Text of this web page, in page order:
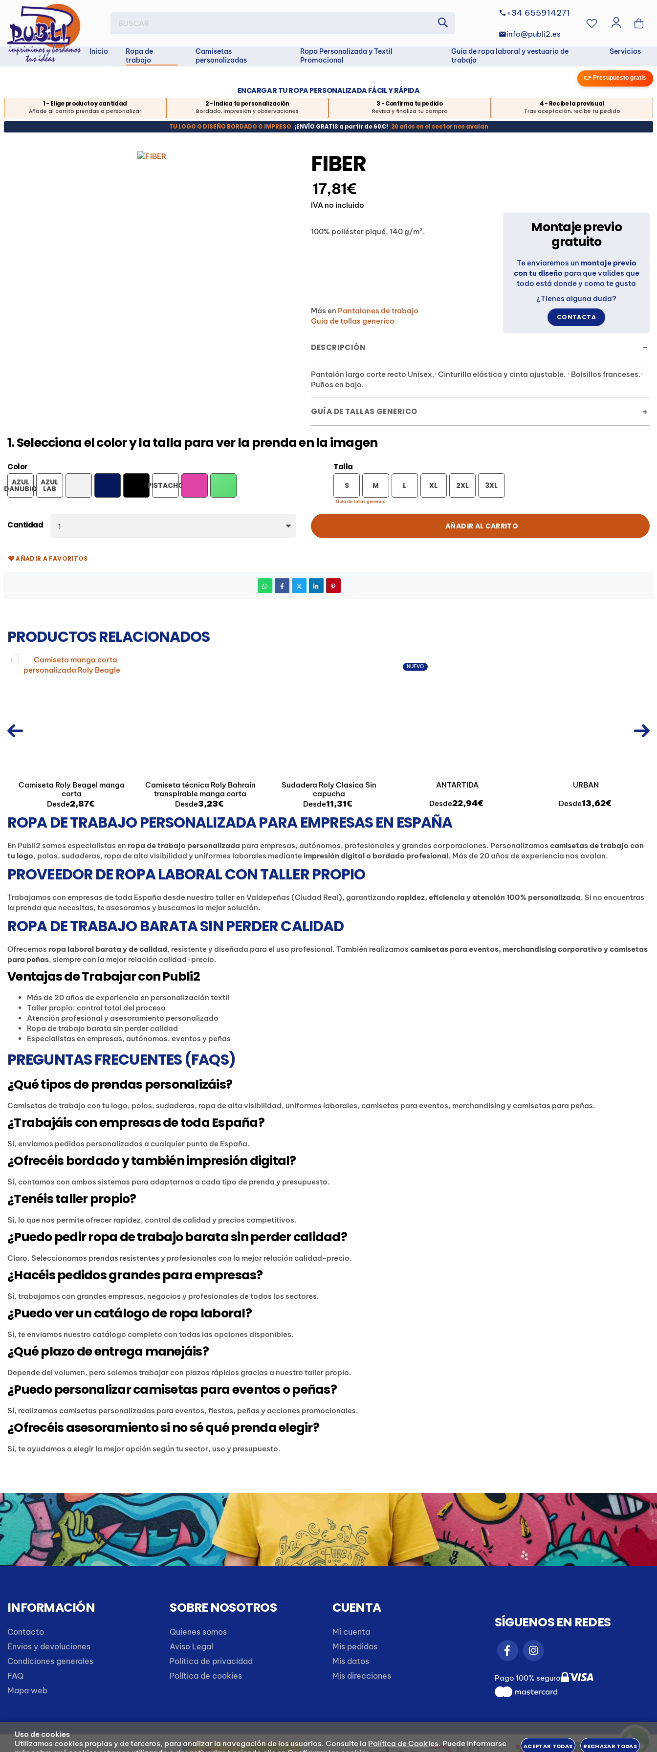
Inicio
Ropa de
trabajo
Camisetas
personalizadas
Ropa Personalizada y Textil
Promocional
Guía de ropa laboral y vestuario de
trabajo
Servicios
+34 655914271
info@publi2.es
👉 Presupuesto gratis
ENCARGAR TU ROPA PERSONALIZADA FÁCIL Y RÁPIDA
1 - Elige producto y cantidad
Añade al carrito prendas a personalizar
2 - Indica tu personalización
Bordado, impresión y observaciones
3 - Confirma tu pedido
Revisa y finaliza tu compra
4 - Recibe la previsual
Tras aceptación, recibe tu pedido
TU LOGO O DISEÑO BORDADO O IMPRESO ¡ENVÍO GRATIS a partir de 60€! 20 años en el sector nos avalan
FIBER
100% poliéster piqué, 140 g/m².
17,81€
IVA no incluido
Color
AZUL
DANUBIO
AZUL
LAB PISTACHO
Talla
S M L XL 2XL 3XL
Guía de tallas generico
Cantidad AÑADIR AL CARRITO
AÑADIR A FAVORITOS
Más en Pantalones de trabajo
Guía de tallas generico
DESCRIPCIÓN
Pantalón largo corte recto Unisex.· Cinturilla elástica y cinta ajustable. · Bolsillos franceses.·
Puños en bajo.
GUÍA DE TALLAS GENERICO
1. Selecciona el color y la talla para ver la prenda en la imagen
Montaje previo
gratuito
Te enviaremos un montaje previo
con tu diseño para que valides que
todo está donde y como te gusta
¿Tienes alguna duda?
CONTACTA
PRODUCTOS RELACIONADOS
Camiseta Roly Beagel manga
corta
Desde2,87€
Camiseta técnica Roly Bahrain
transpirable manga corta
Desde3,23€
Sudadera Roly Clasica Sin
capucha
Desde11,31€
ANTARTIDA
Desde22,94€
NUEVO
URBAN
Desde13,62€
ROPA DE TRABAJO PERSONALIZADA PARA EMPRESAS EN ESPAÑA
En Publi2 somos especialistas en ropa de trabajo personalizada para empresas, autónomos, profesionales y grandes corporaciones. Personalizamos camisetas de trabajo con
tu logo, polos, sudaderas, ropa de alta visibilidad y uniformes laborales mediante impresión digital o bordado profesional. Más de 20 años de experiencia nos avalan.
PROVEEDOR DE ROPA LABORAL CON TALLER PROPIO
Trabajamos con empresas de toda España desde nuestro taller en Valdepeñas (Ciudad Real), garantizando rapidez, eficiencia y atención 100% personalizada. Si no encuentras
la prenda que necesitas, te asesoramos y buscamos la mejor solución.
ROPA DE TRABAJO BARATA SIN PERDER CALIDAD
Ofrecemos ropa laboral barata y de calidad, resistente y diseñada para el uso profesional. También realizamos camisetas para eventos, merchandising corporativo y camisetas
para peñas, siempre con la mejor relación calidad-precio.
Ventajas de Trabajar con Publi2
Más de 20 años de experiencia en personalización textil
Taller propio: control total del proceso
Atención profesional y asesoramiento personalizado
Ropa de trabajo barata sin perder calidad
Especialistas en empresas, autónomos, eventos y peñas
PREGUNTAS FRECUENTES (FAQS)
¿Qué tipos de prendas personalizáis?
Camisetas de trabajo con tu logo, polos, sudaderas, ropa de alta visibilidad, uniformes laborales, camisetas para eventos, merchandising y camisetas para peñas.
¿Trabajáis con empresas de toda España?
Sí, enviamos pedidos personalizados a cualquier punto de España.
¿Ofrecéis bordado y también impresión digital?
Sí, contamos con ambos sistemas para adaptarnos a cada tipo de prenda y presupuesto.
¿Tenéis taller propio?
Sí, lo que nos permite ofrecer rapidez, control de calidad y precios competitivos.
¿Puedo pedir ropa de trabajo barata sin perder calidad?
Claro. Seleccionamos prendas resistentes y profesionales con la mejor relación calidad-precio.
¿Hacéis pedidos grandes para empresas?
Sí, trabajamos con grandes empresas, negocios y profesionales de todos los sectores.
¿Puedo ver un catálogo de ropa laboral?
Sí, te enviamos nuestro catálogo completo con todas las opciones disponibles.
¿Qué plazo de entrega manejáis?
Depende del volumen, pero solemos trabajar con plazos rápidos gracias a nuestro taller propio.
¿Puedo personalizar camisetas para eventos o peñas?
Sí, realizamos camisetas personalizadas para eventos, fiestas, peñas y acciones promocionales.
¿Ofrecéis asesoramiento si no sé qué prenda elegir?
Sí, te ayudamos a elegir la mejor opción según tu sector, uso y presupuesto.
INFORMACIÓN
Contacto
Envios y devoluciones
Condiciones generales
FAQ
Mapa web
SOBRE NOSOTROS
Quienes somos
Aviso Legal
Política de privacidad
Política de cookies
CUENTA
Mi cuenta
Mis pedidos
Mis datos
Mis direcciones
SÍGUENOS EN REDES
Pago 100% seguro
Uso de cookies
Utilizamos cookies propias y de terceros, para analizar la navegación de los usuarios. Consulte la Política de Cookies. Puede informarse
ACEPTAR TODAS RECHAZAR TODAS